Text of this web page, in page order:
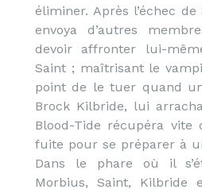
éliminer. Après l’échec
envoya d’autres
devoir affronter lui-
Saint ; maîtrisant le
point de le tuer quand
Brock Kilbride, lui
Blood-Tide récupéra
fuite pour se préparer à
Dans le phare où il
Morbius, Saint, Kilbride